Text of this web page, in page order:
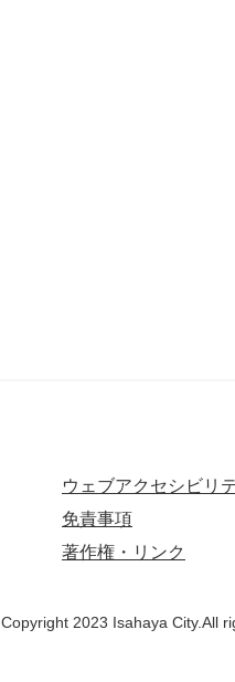
ウェブアクセシビリ
免責事項
著作権・リンク
Copyright 2023 Isahaya City.All